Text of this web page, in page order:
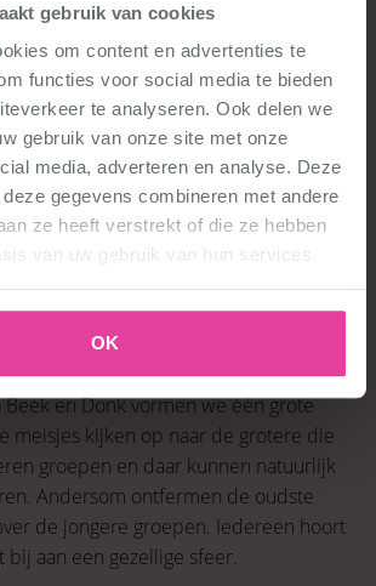
gebruik van cookies
om content en advertenties te
functies voor social media te bieden
te analyseren. Ook delen we
gebruik van onze site met onze
media, adverteren en analyse. Deze
gegevens combineren met andere
ze heeft verstrekt of die ze hebben
van uw gebruik van hun services.
OK
en met elkaar!
dorp
dansen zijn de optredens. Elk jaar
in Beek en Donk
Onder andere tijdens koningsdag
Belangrijk is dat we allemaal naar het
Wij zetten samen een ware show neer.
en Donk vormen we één grote
meisjes kijken op naar de grotere die
groepen en daar kunnen natuurlijk
Andersom ontfermen de oudste
de jongere groepen. Iedereen hoort
aan een gezellige sfeer.